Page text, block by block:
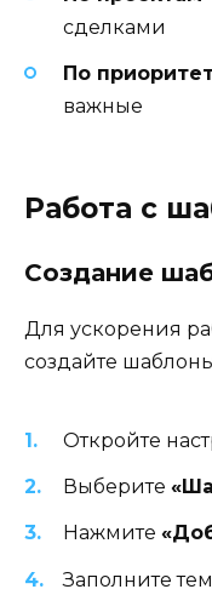
сделками
По
важные
Работа с
Создание
Для ускорения
создайте
Откройте
Выберите
Нажмите
Заполните